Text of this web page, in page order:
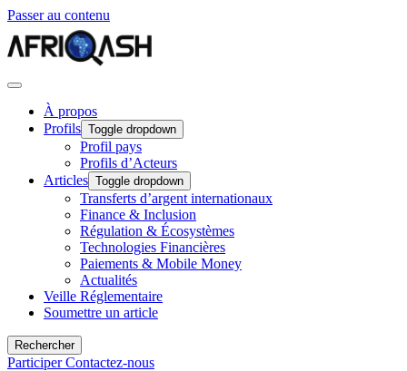
Passer au contenu
À propos
Profils Toggle dropdown
Profil pays
Profils d’Acteurs
Articles Toggle dropdown
Transferts d’argent internationaux
Finance & Inclusion
Régulation & Écosystèmes
Technologies Financières
Paiements & Mobile Money
Actualités
Veille Réglementaire
Soumettre un article
Rechercher
ParticiperContactez-nous